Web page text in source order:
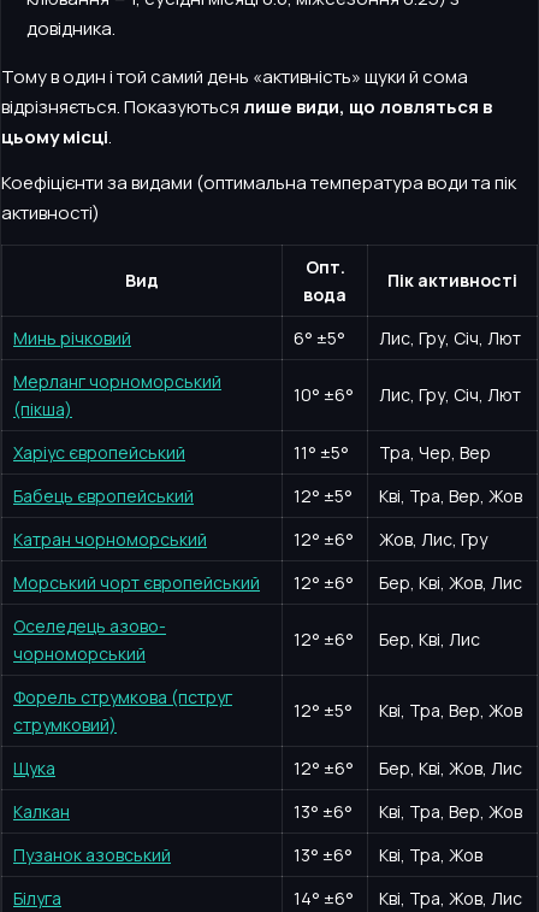
довідника.
Тому в один і той самий день «активність» щуки й сома
відрізняється. Показуються лише види, що ловляться в
цьому місці.
Коефіцієнти за видами (оптимальна температура води та пік
активності)
Вид
Опт.
вода
Пік активності
Минь річковий 6° ±5°
Лис, Гру, Січ, Лют
Мерланг чорноморський
(пікша)
10° ±6° Лис, Гру, Січ, Лют
Харіус європейський 11° ±5°
Тра, Чер, Вер
Бабець європейський
12° ±5°
Кві, Тра, Вер, Жов
Катран чорноморський
12° ±6°
Жов, Лис, Гру
Морський чорт європейський
12° ±6°
Бер, Кві, Жов, Лис
Оселедець азово-
чорноморський
12° ±6° Бер, Кві, Лис
Форель струмкова (пструг
струмковий)
12° ±5° Кві, Тра, Вер, Жов
Щука 12° ±6°
Бер, Кві, Жов, Лис
Калкан
13° ±6°
Кві, Тра, Вер, Жов
Пузанок азовський
13° ±6°
Кві, Тра, Жов
Білуга
14° ±6°
Кві, Тра, Жов, Лис